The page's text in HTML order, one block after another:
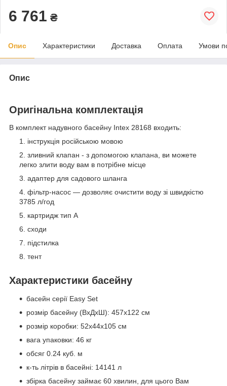
6 761 ₴
Опис Характеристики Доставка Оплата Умови
Опис
Оригінальна комплектація
В комплект надувного басейну Intex 28168 входить:
інструкція російською мовою
зливний клапан - з допомогою клапана, ви можете
легко злити воду вам в потрібне місце
адаптер для садового шланга
фільтр-насос — дозволяє очистити воду зі швидкістю
3785 л/год
картридж тип А
сходи
підстилка
тент
Характеристики басейну
басейн серії Easy Set
розмір басейну (ВхДхШ): 457x122 см
розмір коробки: 52x44x105 см
вага упаковки: 46 кг
обсяг 0.24 куб. м
к-ть літрів в басейні: 14141 л
збірка басейну займає 60 хвилин, для цього Вам